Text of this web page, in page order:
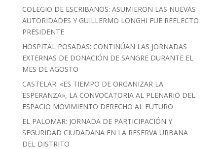
COLEGIO DE ESCRIBANOS: ASUMIERON LAS NUEVAS
AUTORIDADES Y GUILLERMO LONGHI FUE REELECTO
PRESIDENTE
HOSPITAL POSADAS: CONTINÚAN LAS JORNADAS
EXTERNAS DE DONACIÓN DE SANGRE DURANTE EL
MES DE AGOSTO
CASTELAR: «ES TIEMPO DE ORGANIZAR LA
ESPERANZA», LA CONVOCATORIA AL PLENARIO DEL
ESPACIO MOVIMIENTO DERECHO AL FUTURO
EL PALOMAR: JORNADA DE PARTICIPACIÓN Y
SEGURIDAD CIUDADANA EN LA RESERVA URBANA
DEL DISTRITO